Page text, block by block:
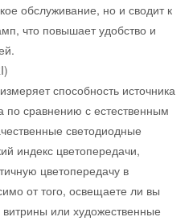
обслуживание, но и сводит к
что повышает удобство и
способность источника
по сравнению с естественным
светодиодные
индекс цветопередачи,
цветопередачу в
от того, освещаете ли вы
или художественные